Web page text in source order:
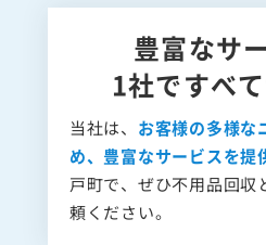
豊富なサ
1社ですべ
当社は、 お客様の多様な
め、豊富なサービスを提
戸町で、ぜひ不用品回収
頼ください。